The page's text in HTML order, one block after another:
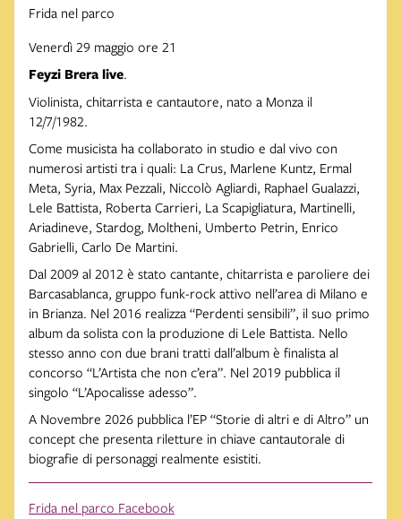
Frida nel parco
Venerdì 29 maggio ore 21
Feyzi Brera live.
Violinista, chitarrista e cantautore, nato a Monza il
12/7/1982.
Come musicista ha collaborato in studio e dal vivo con
numerosi artisti tra i quali: La Crus, Marlene Kuntz, Ermal
Meta, Syria, Max Pezzali, Niccolò Agliardi, Raphael Gualazzi,
Lele Battista, Roberta Carrieri, La Scapigliatura, Martinelli,
Ariadineve, Stardog, Moltheni, Umberto Petrin, Enrico
Gabrielli, Carlo De Martini.
Dal 2009 al 2012 è stato cantante, chitarrista e paroliere dei
Barcasablanca, gruppo funk-rock attivo nell’area di Milano e
in Brianza. Nel 2016 realizza “Perdenti sensibili”, il suo primo
album da solista con la produzione di Lele Battista. Nello
stesso anno con due brani tratti dall’album è finalista al
concorso “L’Artista che non c’era”. Nel 2019 pubblica il
singolo “L’Apocalisse adesso”.
A Novembre 2026 pubblica l’EP “Storie di altri e di Altro” un
concept che presenta riletture in chiave cantautorale di
biografie di personaggi realmente esistiti.
Frida nel parco Facebook